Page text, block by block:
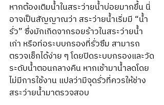
หากต้องเติมน้ำในสระว่ายน้ำบ่อยมากขึ้น นี่
อาจเป็นสัญญาณว่า สระว่ายน้ำเริ่มมี “น้ำ
รั่ว” ซึ่งมักเกิดจากรอยร้าวในสระว่ายน้ำ
เก่า หรือท่อระบบกรองที่รั่วซึม สามารถ
ตรวจเช็กได้ง่าย ๆ โดยปิดระบบกรองและวัด
ระดับน้ำตอนกลางคืน หากเช้ามาน้ำลดโดย
ไม่มีการใช้งาน แปลว่ามีจุดรั่วที่ควรให้ช่าง
สระว่ายน้ำมาตรวจสอบ